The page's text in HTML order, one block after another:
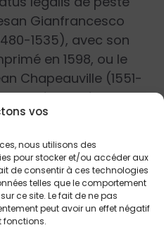
vos
nous utilisons des
pour stocker et/ou accéder aux
de consentir à ces technologies
telles que le comportement
ce site. Le fait de ne pas
peut avoir un effet négatif
fonctions.
Gianfrancesco
1535), avec son
en 1598, ou le
Chapeauville (1551-
la nécessité et de la
les sacrements en
latin en 1586, qui
questions. C’est
avait resurgi sur